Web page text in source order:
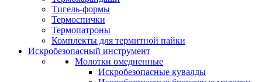
Тигель-формы
Термоспички
Термопатроны
Комплекты для термитной пайки
Искробезопасный инструмент
Молотки омедненные
Искробезопасные кувалды